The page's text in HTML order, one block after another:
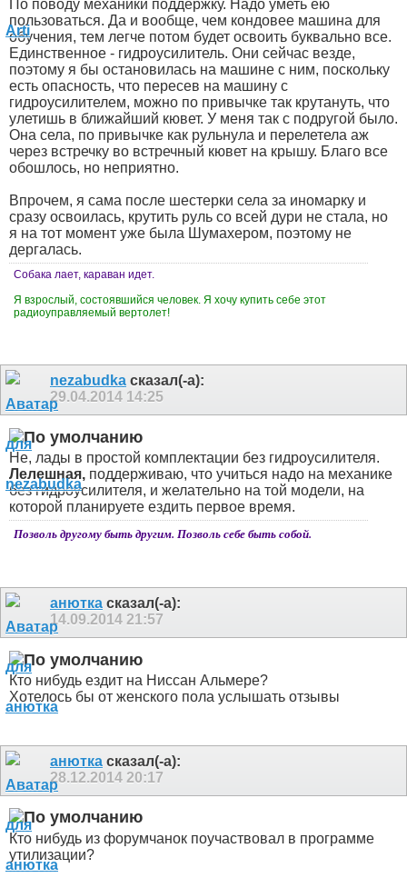
По поводу механики поддержку. Надо уметь ею
пользоваться. Да и вообще, чем кондовее машина для
обучения, тем легче потом будет освоить буквально все.
Единственное - гидроусилитель. Они сейчас везде,
поэтому я бы остановилась на машине с ним, поскольку
есть опасность, что пересев на машину с
гидроусилителем, можно по привычке так крутануть, что
улетишь в ближайший кювет. У меня так с подругой было.
Она села, по привычке как рульнула и перелетела аж
через встречку во встречный кювет на крышу. Благо все
обошлось, но неприятно.
Впрочем, я сама после шестерки села за иномарку и
сразу освоилась, крутить руль со всей дури не стала, но
я на тот момент уже была Шумахером, поэтому не
дергалась.
Собака лает, караван идет.
Я взрослый, состоявшийся человек. Я хочу купить себе этот
радиоуправляемый вертолет!
nezabudka сказал(-а):
29.04.2014 14:25
Не, лады в простой комплектации без гидроусилителя.
Лелешная, поддерживаю, что учиться надо на механике
без гидроусилителя, и желательно на той модели, на
которой планируете ездить первое время.
Позволь другому быть другим. Позволь себе быть собой.
анютка сказал(-а):
14.09.2014 21:57
Кто нибудь ездит на Ниссан Альмере?
Хотелось бы от женского пола услышать отзывы
анютка сказал(-а):
28.12.2014 20:17
Кто нибудь из форумчанок поучаствовал в программе
утилизации?